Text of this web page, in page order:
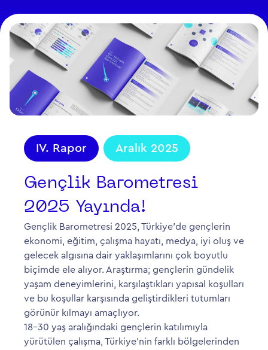
IV. Rapor Aralık 2025
Gençlik Barometresi
2025 Yayında!
Gençlik Barometresi 2025, Türkiye’de gençlerin
ekonomi, eğitim, çalışma hayatı, medya, iyi oluş ve
gelecek algısına dair yaklaşımlarını çok boyutlu
biçimde ele alıyor. Araştırma; gençlerin gündelik
yaşam deneyimlerini, karşılaştıkları yapısal koşulları
ve bu koşullar karşısında geliştirdikleri tutumları
görünür kılmayı amaçlıyor.
18–30 yaş aralığındaki gençlerin katılımıyla
yürütülen çalışma, Türkiye’nin farklı bölgelerinden